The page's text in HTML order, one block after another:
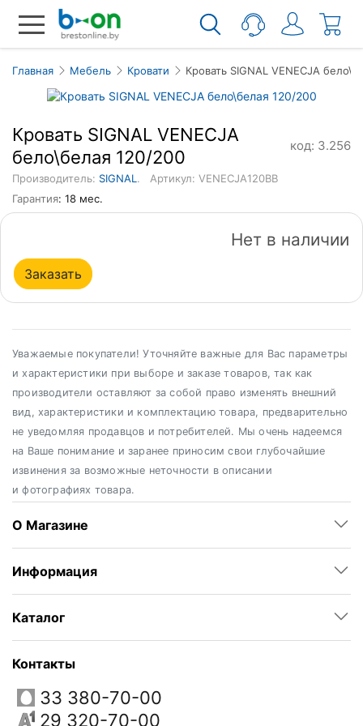
Главная Мебель Кровати Кровать SIGNAL VENECJA
Кровать SIGNAL VENECJA
бело\белая 120/200
код: 3.256
Производитель: SIGNAL .
Артикул: VENECJA120BB
Гарантия: 18 мес.
Нет в наличии
Заказать
Уважаемые покупатели! Уточняйте важные для Вас параметры
и характеристики при выборе и заказе товаров, так как
производители оставляют за собой право изменять внешний
вид, характеристики и комплектацию товара, предварительно
не уведомляя продавцов и потребителей. Мы очень надеемся
на Ваше понимание и заранее приносим свои глубочайшие
извинения за возможные неточности в описании
и фотографиях товара.
О Магазине
Информация
Каталог
Контакты
33 380-70-00
29 320-70-00